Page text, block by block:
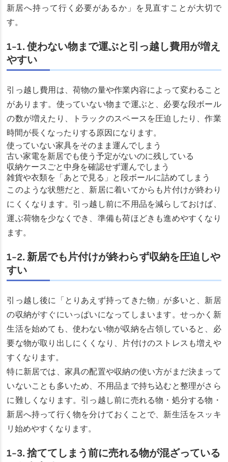
新居へ持って行く必要があるか」を見直すことが大切で
す。
1-1. 使わない物まで運ぶと引っ越し費用が増え
やすい
引っ越し費用は、荷物の量や作業内容によって変わること
があります。使っていない物まで運ぶと、必要な段ボール
の数が増えたり、トラックのスペースを圧迫したり、作業
時間が長くなったりする原因になります。
使っていない家具をそのまま運んでしまう
古い家電を新居でも使う予定がないのに残している
収納ケースごと中身を確認せず運んでしまう
雑貨や衣類を「あとで見る」と段ボールに詰めてしまう
このような状態だと、新居に着いてからも片付けが終わり
にくくなります。引っ越し前に不用品を減らしておけば、
運ぶ荷物を少なくでき、準備も荷ほどきも進めやすくなり
ます。
1-2. 新居でも片付けが終わらず収納を圧迫しや
すい
引っ越し後に「とりあえず持ってきた物」が多いと、新居
の収納がすぐにいっぱいになってしまいます。せっかく新
生活を始めても、使わない物が収納を占領していると、必
要な物が取り出しにくくなり、片付けのストレスも増えや
すくなります。
特に新居では、家具の配置や収納の使い方がまだ決まって
いないことも多いため、不用品まで持ち込むと整理がさら
に難しくなります。引っ越し前に売れる物・処分する物・
新居へ持って行く物を分けておくことで、新生活をスッキ
リ始めやすくなります。
1-3. 捨ててしまう前に売れる物が混ざっている